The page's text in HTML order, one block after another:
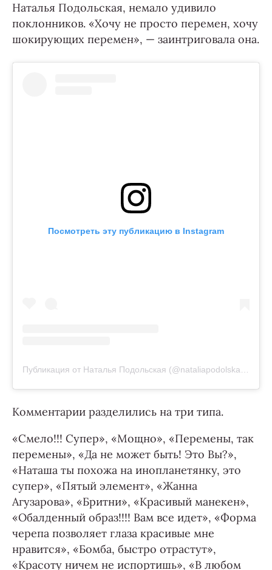
Наталья Подольская, немало удивило
поклонников. «Хочу не просто перемен, хочу
шокирующих перемен», — заинтриговала она.
Посмотреть эту публикацию в Instagram
Публикация от Наталья Подольская (@nataliapodolskaya)
Комментарии разделились на три типа.
«Смело!!! Супер», «Мощно», «Перемены, так
перемены», «Да не может быть! Это Вы?»,
«Наташа ты похожа на инопланетянку, это
супер», «Пятый элемент», «Жанна
Агузарова», «Бритни», «Красивый манекен»,
«Обалденный образ!!!! Вам все идет», «Форма
черепа позволяет глаза красивые мне
нравится», «Бомба, быстро отрастут»,
«Красоту ничем не испортишь», «В любом